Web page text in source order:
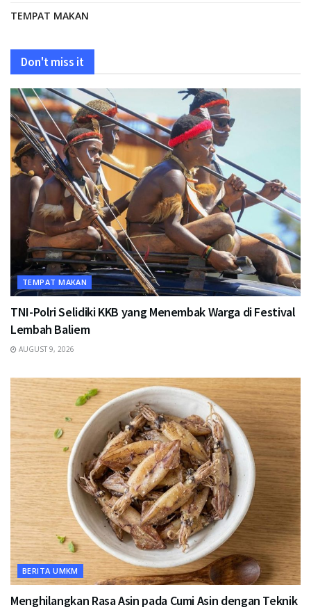
TEMPAT MAKAN
Don't miss it
TEMPAT MAKAN
TNI-Polri Selidiki KKB yang Menembak Warga di Festival
Lembah Baliem
AUGUST 9, 2026
BERITA UMKM
Menghilangkan Rasa Asin pada Cumi Asin dengan Teknik